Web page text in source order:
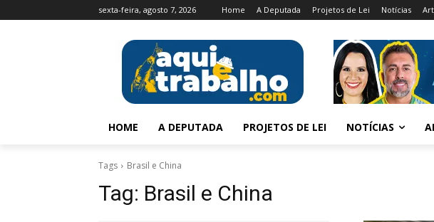
sexta-feira, agosto 7, 2026 Home A Deputada Projetos de Lei Notícias
HOME A DEPUTADA PROJETOS DE LEI NOTÍCIAS
Tags Brasil e China
Tag: Brasil e China